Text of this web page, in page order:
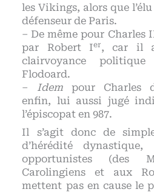
les Vikings, alors que
défenseur de Paris.
– De même pour Charles
par Robert Ier, car il
clairvoyance politique
Flodoard.
–
Idempour Charles
enfin, lui aussi jugé
l’épiscopat en 987.
Il s’agit donc de
d’hérédité dynastique,
opportunistes (des
Carolingiens et aux
mettent pas en cause le